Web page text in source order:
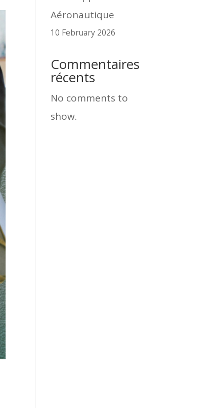
Aéronautique
10 February 2026
Commentaires
récents
No comments to
show.